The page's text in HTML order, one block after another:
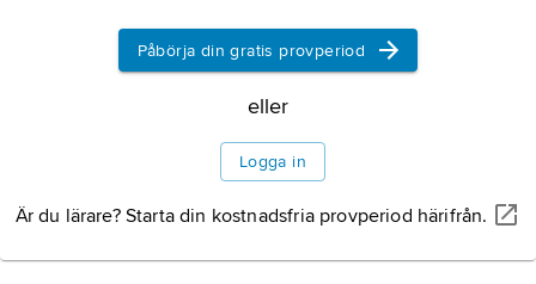
Information om artikeln
Påbörja din gratis provperiod
eller
Logga in
Är du lärare? Starta din kostnadsfria provperiod härifrån.